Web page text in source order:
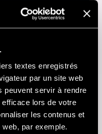
textes enregistrés
par un site web
peuvent servir à rendre
lors de votre
les contenus et
par exemple.
digitale